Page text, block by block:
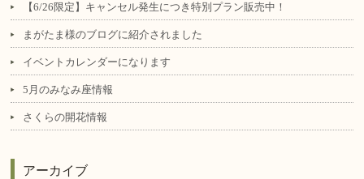
【6/26限定】キャンセル発生につき特別プラン販売中！
まがたま様のブログに紹介されました
イベントカレンダーになります
5月のみなみ座情報
さくらの開花情報
アーカイブ